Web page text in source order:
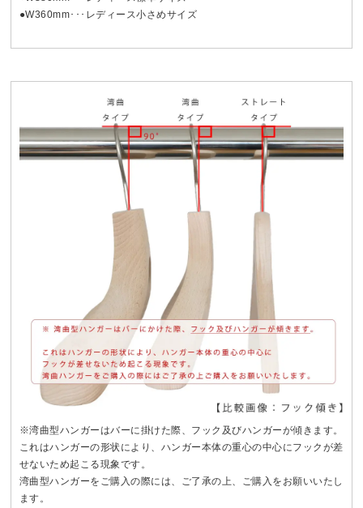
●W360mm･･･レディース小さめサイズ
※湾曲型ハンガーはバーに掛けた際、フック及びハンガーが傾きます。
これはハンガーの形状により、ハンガー本体の重心の中心にフックが差
せないため起こる現象です。
湾曲型ハンガーをご購入の際には、ご了承の上、ご購入をお願いいたし
ます。